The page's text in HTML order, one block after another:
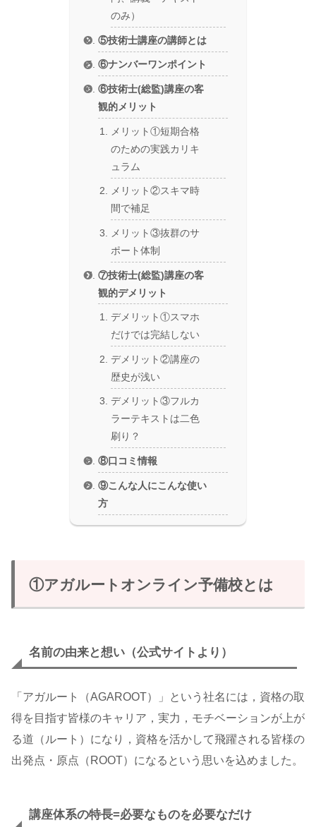
のみ）
⑤技術士講座の講師とは
⑥ナンバーワンポイント
⑥技術士(総監)講座の客
観的メリット
メリット①短期合格
のための実践カリキ
ュラム
メリット②スキマ時
間で補足
メリット③抜群のサ
ポート体制
⑦技術士(総監)講座の客
観的デメリット
デメリット①スマホ
だけでは完結しない
デメリット②講座の
歴史が浅い
デメリット③フルカ
ラーテキストは二色
刷り？
⑧口コミ情報
⑨こんな人にこんな使い
方
①アガルートオンライン予備校とは
名前の由来と想い （公式サイトより）
「アガルート（AGAROOT）」という社名には，資格の取
得を目指す皆様のキャリア，実力，モチベーションが上が
る道（ルート）になり，資格を活かして飛躍される皆様の
出発点・原点（ROOT）になるという思いを込めました。
講座体系の特長=必要なものを必要なだけ